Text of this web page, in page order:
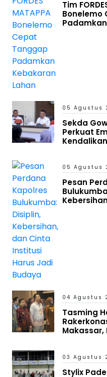
Tim
Bonelemo
05 Agustus
Sekda
Perkuat
05 Agustus
Pesan
04 Agustus
Tasming
Makassar,
03 Agustus
Stylix